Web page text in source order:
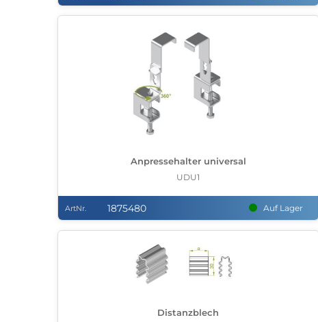
Anpressehalter universal
UDU1
ArtNr. 1875480 Auf Lager
Distanzblech